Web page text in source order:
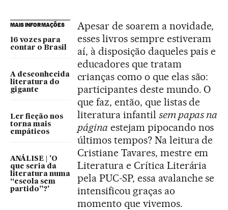
MAIS INFORMAÇÕES
16 vozes para
contar o Brasil
A desconhecida
literatura do
gigante
Ler ficção nos
torna mais
empáticos
ANÁLISE | 'O
que seria da
literatura numa
“escola sem
partido”?'
Apesar de soarem a novidade,
esses livros sempre estiveram
aí, à disposição daqueles pais e
educadores que tratam
crianças como o que elas são:
participantes deste mundo. O
que faz, então, que listas de
literatura infantil sem papas na
página estejam pipocando nos
últimos tempos? Na leitura de
Cristiane Tavares, mestre em
Literatura e Crítica Literária
pela PUC-SP, essa avalanche se
intensificou graças ao
momento que vivemos.